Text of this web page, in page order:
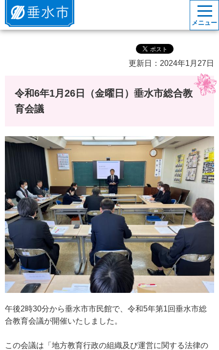
垂水市
メニュー
更新日：2024年1月27日
令和6年1月26日（金曜日）垂水市総合教
育会議
午後2時30分から垂水市市民館で、令和5年第1回垂水市総
合教育会議が開催いたしました。
この会議は「地方教育行政の組織及び運営に関する法律の